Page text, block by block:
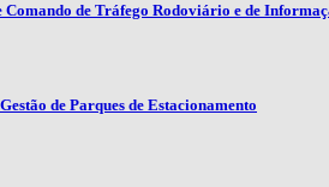
Comando de Tráfego Rodoviário e de
de Parques de Estacionamento